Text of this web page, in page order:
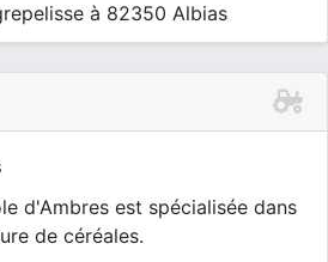
à 82350 Albias
d'Ambres est spécialisée dans
de céréales.